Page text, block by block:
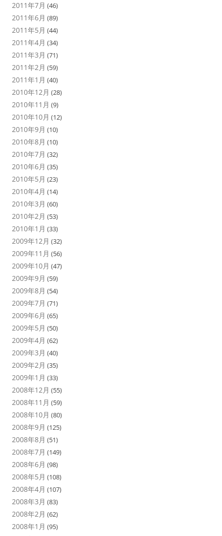
2011年7月 (46)
2011年6月 (89)
2011年5月 (44)
2011年4月 (34)
2011年3月 (71)
2011年2月 (59)
2011年1月 (40)
2010年12月 (28)
2010年11月 (9)
2010年10月 (12)
2010年9月 (10)
2010年8月 (10)
2010年7月 (32)
2010年6月 (35)
2010年5月 (23)
2010年4月 (14)
2010年3月 (60)
2010年2月 (53)
2010年1月 (33)
2009年12月 (32)
2009年11月 (56)
2009年10月 (47)
2009年9月 (59)
2009年8月 (54)
2009年7月 (71)
2009年6月 (65)
2009年5月 (50)
2009年4月 (62)
2009年3月 (40)
2009年2月 (35)
2009年1月 (33)
2008年12月 (55)
2008年11月 (59)
2008年10月 (80)
2008年9月 (125)
2008年8月 (51)
2008年7月 (149)
2008年6月 (98)
2008年5月 (108)
2008年4月 (107)
2008年3月 (83)
2008年2月 (62)
2008年1月 (95)